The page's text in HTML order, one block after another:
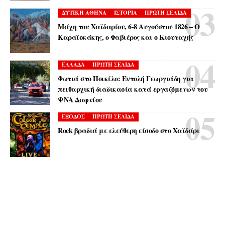
ΔΥΤΙΚΗ ΑΘΗΝΑ ΙΣΤΟΡΙΑ ΠΡΩΤΗ ΣΕΛΙΔΑ
Μάχη του Χαϊδαρίου, 6-8 Αυγούστου 1826 – Ο
Καραϊσκάκης, ο Φαβιέρος και ο Κιουταχής
ΕΛΛΑΔΑ ΠΡΩΤΗ ΣΕΛΙΔΑ
Φωτιά στο Ποικίλο: Εντολή Γεωργιάδη για
πειθαρχική διαδικασία κατά εργαζόμενων του
ΨΝΑ Δαφνίου
ΕΞΟΔΟΣ ΠΡΩΤΗ ΣΕΛΙΔΑ
Rock βραδιά με ελεύθερη είσοδο στο Χαϊδάρι